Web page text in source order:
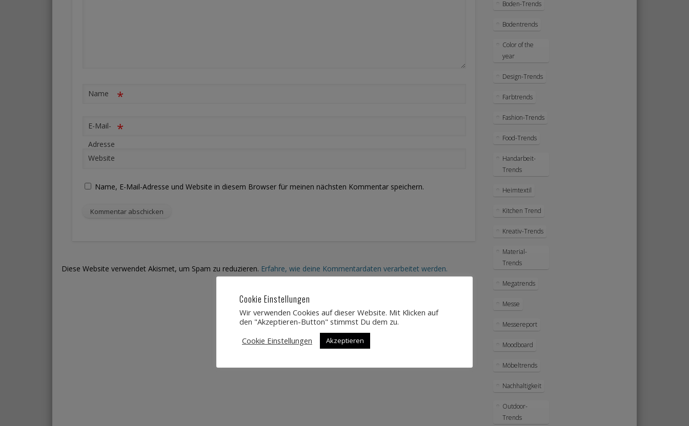
Name *
E-Mail-
Adresse
*
Website
Name, E-Mail-Adresse und Website in diesem Browser für meinen nächsten Kommentar speichern.
Diese Website verwendet Akismet, um Spam zu reduzieren. Erfahre, wie deine Kommentardaten verarbeitet werden.
Boden-Trends
Bodentrends
Color of the
year
Design-Trends
Farbtrends
Fashion-Trends
Food-Trends
Handarbeit-
Trends
Heimtextil
Kitchen Trend
Kreativ-Trends
Material-
Trends
Megatrends
Messe
Messereport
Moodboard
Möbeltrends
Nachhaltigkeit
Outdoor-
Trends
Cookie Einstellungen
Wir verwenden Cookies auf dieser Website. Mit Klicken auf
den "Akzeptieren-Button" stimmst Du dem zu.
Cookie Einstellungen
Akzeptieren